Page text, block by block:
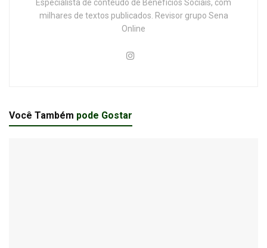
Especialista de conteúdo de Benefícios Sociais, com
milhares de textos publicados. Revisor grupo Sena
Online
Você Também pode Gostar